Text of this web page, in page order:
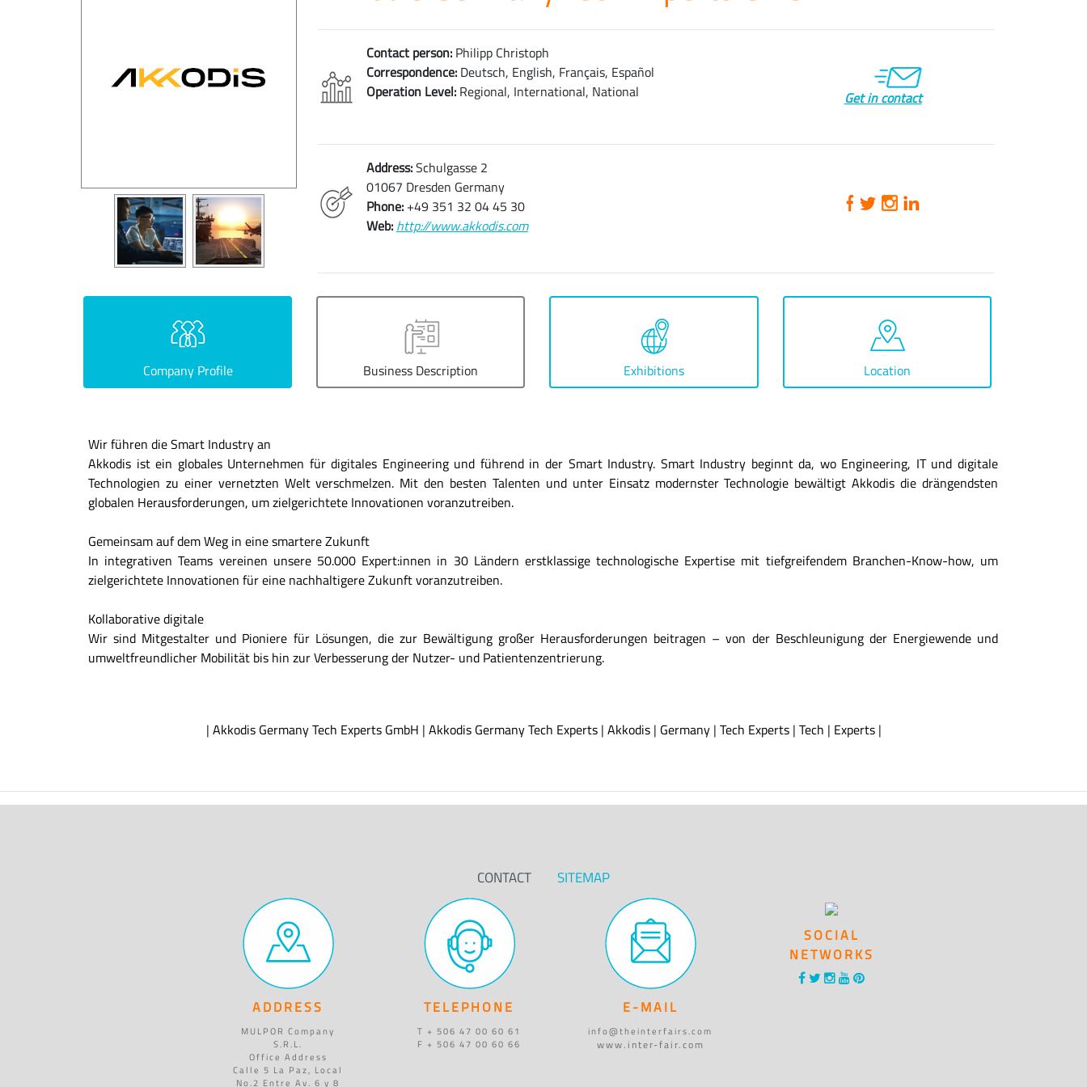
Contact person:Philipp Christoph
Correspondence:Deutsch, English, Français, Español
Operation Level:Regional, International, National Get in contact
Address:Schulgasse 2
01067 Dresden Germany
Phone:+49 351 32 04 45 30
Web: http://www.akkodis.com
Company Profile Business Description Exhibitions Location
Wir führen die Smart Industry an
Akkodis ist ein globales Unternehmen für digitales Engineering und führend in der Smart Industry. Smart Industry beginnt da, wo Engineering, IT und digitale
Technologien zu einer vernetzten Welt verschmelzen. Mit den besten Talenten und unter Einsatz modernster Technologie bewältigt Akkodis die drängendsten
globalen Herausforderungen, um zielgerichtete Innovationen voranzutreiben.
Gemeinsam auf dem Weg in eine smartere Zukunft
In integrativen Teams vereinen unsere 50.000 Expert:innen in 30 Ländern erstklassige technologische Expertise mit tiefgreifendem Branchen-Know-how, um
zielgerichtete Innovationen für eine nachhaltigere Zukunft voranzutreiben.
Kollaborative digitale
Wir sind Mitgestalter und Pioniere für Lösungen, die zur Bewältigung großer Herausforderungen beitragen – von der Beschleunigung der Energiewende und
umweltfreundlicher Mobilität bis hin zur Verbesserung der Nutzer- und Patientenzentrierung.
| Akkodis Germany Tech Experts GmbH | Akkodis Germany Tech Experts| Akkodis| Germany| Tech Experts| Tech | Experts|
CONTACT SITEMAP
ADDRESS
MULPOR Company
S.R.L.
Office Address
Calle 5 La Paz, Local
No.2 Entre Av. 6 y 8
TELEPHONE
T + 506 47 00 60 61
F + 506 47 00 60 66
E-MAIL
info@theinterfairs.com
www.inter-fair.com
SOCIAL
NETWORKS